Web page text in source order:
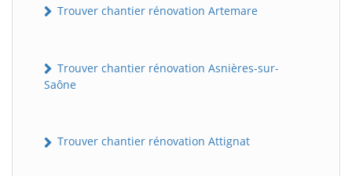
Trouver chantier rénovation Artemare
Trouver chantier rénovation Asnières-sur-
Saône
Trouver chantier rénovation Attignat